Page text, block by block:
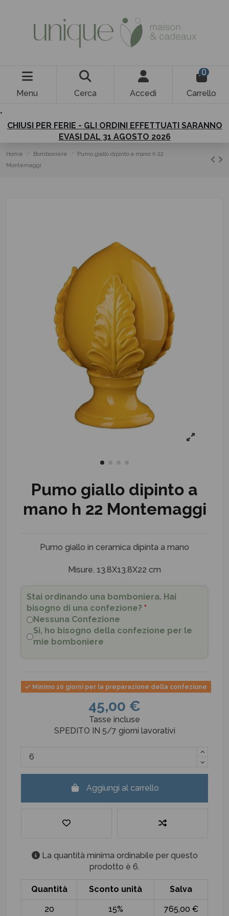
Menu Cerca Accedi
0
Carrello
.
CHIUSI PER FERIE - GLI ORDINI EFFETTUATI SARANNO
EVASI DAL 31 AGOSTO 2026
Home Bomboniere
Pumo giallo dipinto a mano h 22
Montemaggi
Pumo giallo dipinto a
mano h 22 Montemaggi
Pumo giallo in ceramica dipinta a mano
Misure. 13.8X13.8X22 cm
Stai ordinando una bomboniera. Hai
bisogno di una confezione? *
Nessuna Confezione
Si, ho bisogno della confezione per le
mie bomboniere
Minimo 10 giorni per la preparazione della confezione
45,00 €
Tasse incluse
SPEDITO IN 5/7 giorni lavorativi
Aggiungi al carrello
La quantità minima ordinabile per questo
prodotto è 6.
Quantità Sconto unità Salva
20 15% 765,00 €